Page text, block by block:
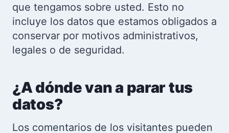
que tengamos sobre usted. Esto no
incluye los datos que estamos obligados a
conservar por motivos administrativos,
legales o de seguridad.
¿A dónde van a parar tus
datos?
Los comentarios de los visitantes pueden